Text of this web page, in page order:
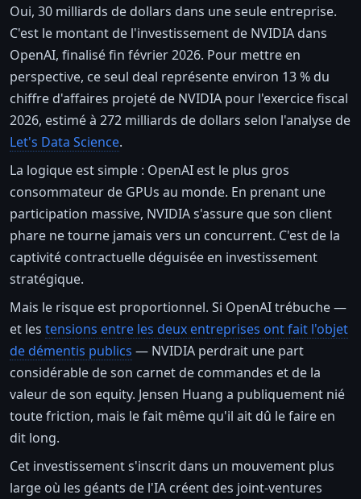
Oui, 30 milliards de dollars dans une seule entreprise.
C'est le montant de l'investissement de NVIDIA dans
OpenAI, finalisé fin février 2026. Pour mettre en
perspective, ce seul deal représente environ 13 % du
chiffre d'affaires projeté de NVIDIA pour l'exercice fiscal
2026, estimé à 272 milliards de dollars selon l'analyse de
Let's Data Science.
La logique est simple : OpenAI est le plus gros
consommateur de GPUs au monde. En prenant une
participation massive, NVIDIA s'assure que son client
phare ne tourne jamais vers un concurrent. C'est de la
captivité contractuelle déguisée en investissement
stratégique.
Mais le risque est proportionnel. Si OpenAI trébuche —
et les tensions entre les deux entreprises ont fait l'objet
de démentis publics — NVIDIA perdrait une part
considérable de son carnet de commandes et de la
valeur de son equity. Jensen Huang a publiquement nié
toute friction, mais le fait même qu'il ait dû le faire en
dit long.
Cet investissement s'inscrit dans un mouvement plus
large où les géants de l'IA créent des joint-ventures